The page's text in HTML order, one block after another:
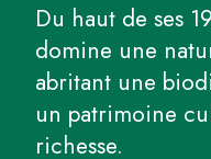
Du haut de ses
domine une
abritant une
un patrimoine
richesse.